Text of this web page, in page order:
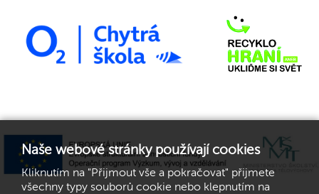
Naše webové stránky používají cookies
Kliknutím na "Přijmout vše a pokračovat" přijmete
všechny typy souborů cookie nebo klepnutím na